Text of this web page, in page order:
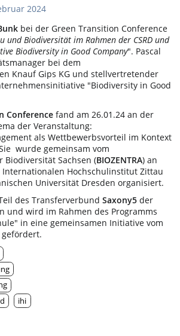
2024
bei der Green Transition Conference
und Biodiversität im Rahmen der CSRD und
Biodiversity in Good Company". Pascal
bei dem
Knauf Gips KG und stellvertretender
"Biodiversity in Good
Conference fand am 26.01.24 an der
der Veranstaltung:
als Wettbewerbsvorteil im Kontext
wurde gemeinsam vom
Sachsen (BIOZENTRA) an
Internationalen Hochschulinstitut Zittau
Universität Dresden organisiert.
des Transferverbund Saxony5 der
und wird im Rahmen des Programms
in eine gemeinsamen Initiative vom
gefördert.
ihi